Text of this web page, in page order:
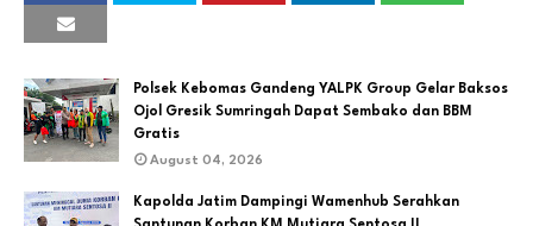
Polsek Kebomas Gandeng YALPK Group Gelar Baksos
Ojol Gresik Sumringah Dapat Sembako dan BBM
Gratis
August 04, 2026
Kapolda Jatim Dampingi Wamenhub Serahkan